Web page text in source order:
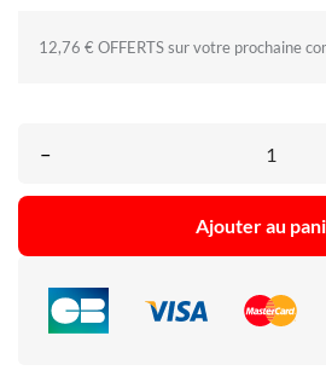
12,76 € OFFERTS sur votre prochaine
–
Ajouter au